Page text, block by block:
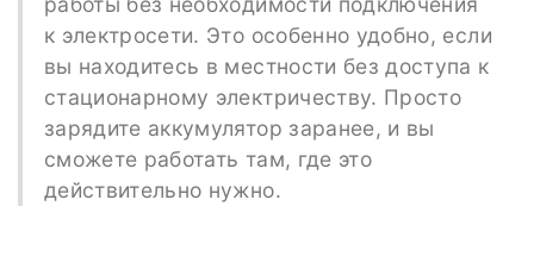
к электросети. Это особенно удобно, если
вы находитесь в местности без доступа к
стационарному электричеству. Просто
зарядите аккумулятор заранее, и вы
сможете работать там, где это
действительно нужно.